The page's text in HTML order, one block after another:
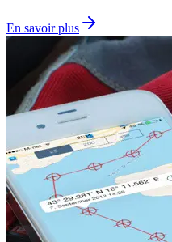
En savoir plus